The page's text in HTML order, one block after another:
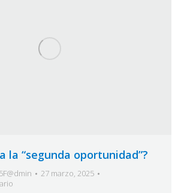
la “segunda oportunidad”?
27 marzo, 2025